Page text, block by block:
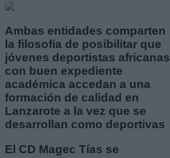
Ambas entidades comparten
la filosofía de posibilitar que
jóvenes deportistas africanas
con buen expediente
académica accedan a una
formación de calidad en
Lanzarote a la vez que se
desarrollan como deportivas
El CD Magec Tías se